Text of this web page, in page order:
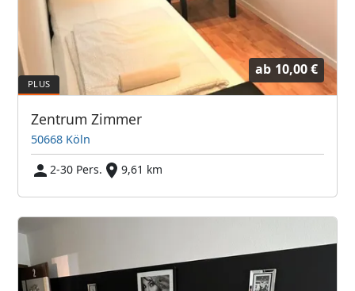
ab 10,00 €
Zentrum Zimmer
50668 Köln
2-30 Pers.
9,61 km